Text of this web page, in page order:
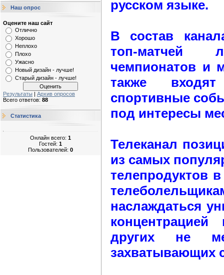
Наш опрос
Оцените наш сайт
Отлично
Хорошо
Неплохо
Плохо
Ужасно
Новый дизайн - лучше!
Старый дизайн - лучше!
Результаты | Архив опросов
Всего ответов: 88
Статистика
Онлайн всего: 1
Гостей: 1
Пользователей: 0
русском языке.
В состав
топ-матчей
чемпионатов и
также
спортивные
под интересы
Телеканал
из самых
телепродуктов
наслаждаться
других не
захватывающих